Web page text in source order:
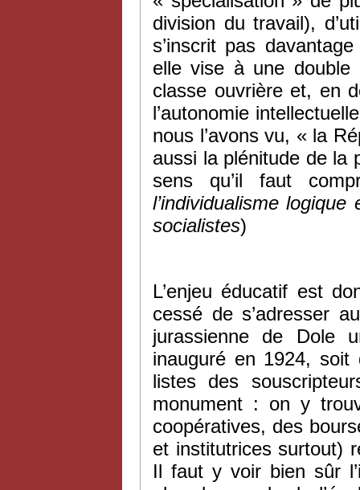
division du travail),
s’inscrit pas
elle vise à une double
classe ouvrière et, en
l’autonomie
nous l’avons vu, « la
aussi la plénitude de la
sens qu’il faut
l’individualisme
socialistes)
L’enjeu éducatif est
cessé de s’adresser
jurassienne de Dole
inauguré en 1924,
listes des
monument : on y
coopératives, des
et institutrices surtout)
Il faut y voir bien sûr